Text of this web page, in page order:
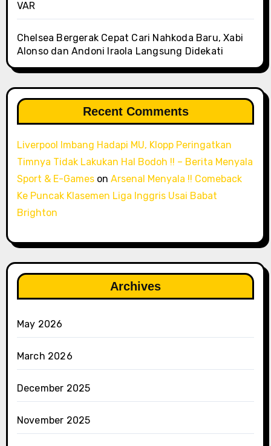
VAR
Chelsea Bergerak Cepat Cari Nahkoda Baru, Xabi
Alonso dan Andoni Iraola Langsung Didekati
Recent Comments
Liverpool Imbang Hadapi MU, Klopp Peringatkan
Timnya Tidak Lakukan Hal Bodoh !! – Berita Menyala
Sport & E-Gameson Arsenal Menyala !! Comeback
Ke Puncak Klasemen Liga Inggris Usai Babat
Brighton
Archives
May 2026
March 2026
December 2025
November 2025